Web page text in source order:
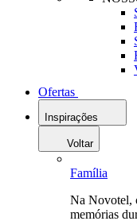
Ofertas
Inspirações
Voltar
Família
Na Novotel,
memórias